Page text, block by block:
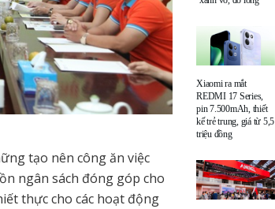
tạo nên công ăn việc
ngân sách đóng góp cho
thực cho các hoạt động
Xiaomi ra mắt
REDMI 17 Series,
pin 7.500mAh, thiết
kế trẻ trung, giá từ 5,5
triệu đồng